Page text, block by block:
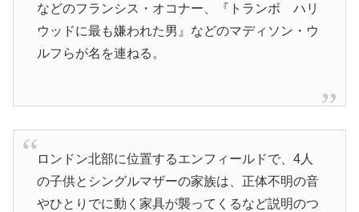
などのフランシス・オコナー、『トランボ ハリ
ウッドに最も嫌われた男』などのマディソン・ウ
ルフらが名を連ねる。
ロンドン北部に位置するエンフィールドで、4人
の子供とシングルマザーの家族は、正体不明の音
やひとりでに動く家具が襲ってくるなど説明のつ